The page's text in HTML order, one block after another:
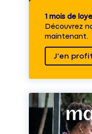
1 mois de
Découvrez
maintenant.
J'en